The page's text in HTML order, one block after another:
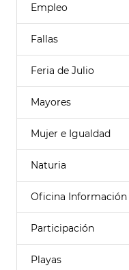
Empleo
Fallas
Feria de Julio
Mayores
Mujer e Igualdad
Naturia
Oficina
Participación
Playas